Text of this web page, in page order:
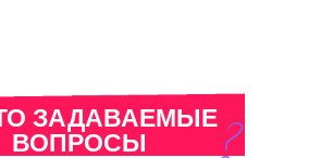
ЗАДАВАЕМЫЕ
ВОПРОСЫ